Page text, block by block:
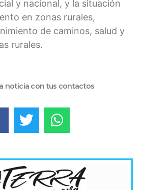
y nacional, y la situación
en zonas rurales,
de caminos, salud y
rurales.
noticia con tus contactos